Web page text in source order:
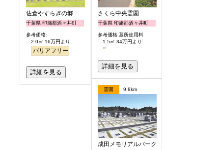
佐倉やすらぎの郷
千葉県 印旛郡酒々井町
参考価格:
2.0㎡ 16万円より
バリアフリー
詳細を見る
さくら中央霊園
千葉県 印旛郡酒々井町
参考価格:墓所使用料
1.5㎡ 34万円より
詳細を見る
霊園 9.8km
成田メモリアルパーク